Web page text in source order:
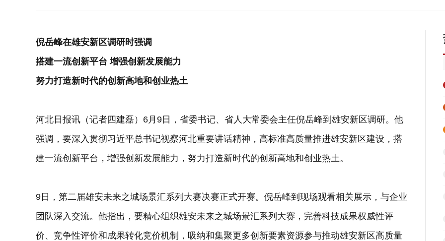
倪岳峰在雄安新区调研时强调
搭建一流创新平台 增强创新发展能力
努力打造新时代的创新高地和创业热土
河北日报讯（记者四建磊）6月9日，省委书记、省人大常委会主任倪岳峰到雄安新区调研。他
强调，要深入贯彻习近平总书记视察河北重要讲话精神，高标准高质量推进雄安新区建设，搭
建一流创新平台，增强创新发展能力，努力打造新时代的创新高地和创业热土。
9日，第二届雄安未来之城场景汇系列大赛决赛正式开赛。倪岳峰到现场观看相关展示，与企业
团队深入交流。他指出，要精心组织雄安未来之城场景汇系列大赛，完善科技成果权威性评
价、竞争性评价和成果转化竞价机制，吸纳和集聚更多创新要素资源参与推动雄安新区高质量